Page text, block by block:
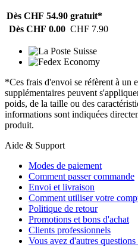
Dès CHF 54.90 gratuit*
Dès CHF 0.00 CHF 7.90
*Ces frais d'envoi se réfèrent à un
supplémentaires peuvent
poids, de la taille ou des
informations sont indiquées
produit.
Aide & Support
Modes de paiement
Comment passer commande
Envoi et livraison
Comment utiliser votre
Politique de retour
Promotions et bons d'achat
Clients professionnels
Vous avez d'autres questions